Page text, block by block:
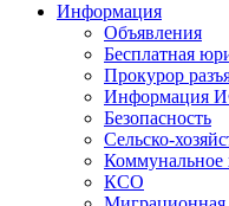
Информация
Объявления
Бесплатная
Прокурор
Информация
Безопасность
Сельско-
Коммунальное
КСО